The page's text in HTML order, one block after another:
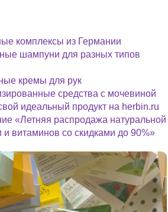
комплексы из Германии
шампуни для разных типов
кремы для рук
средства с мочевиной
идеальный продукт на herbin.ru
«Летняя распродажа натуральной
и витаминов со скидками до 90%»